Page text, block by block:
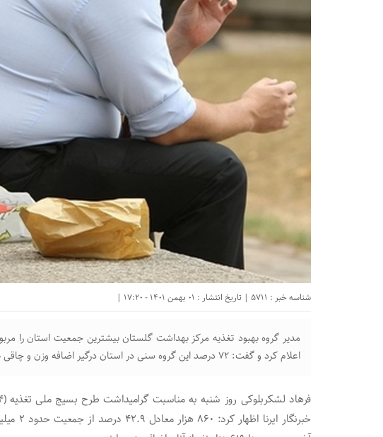
شناسه خبر : 5711 | تاریخ انتشار : 01 بهمن 1401 - 17:20 |
اعلام کرد و گفت: ۷۲ درصد این گروه سنی در استان درگیر اضافه وزن و چاقی هستند.